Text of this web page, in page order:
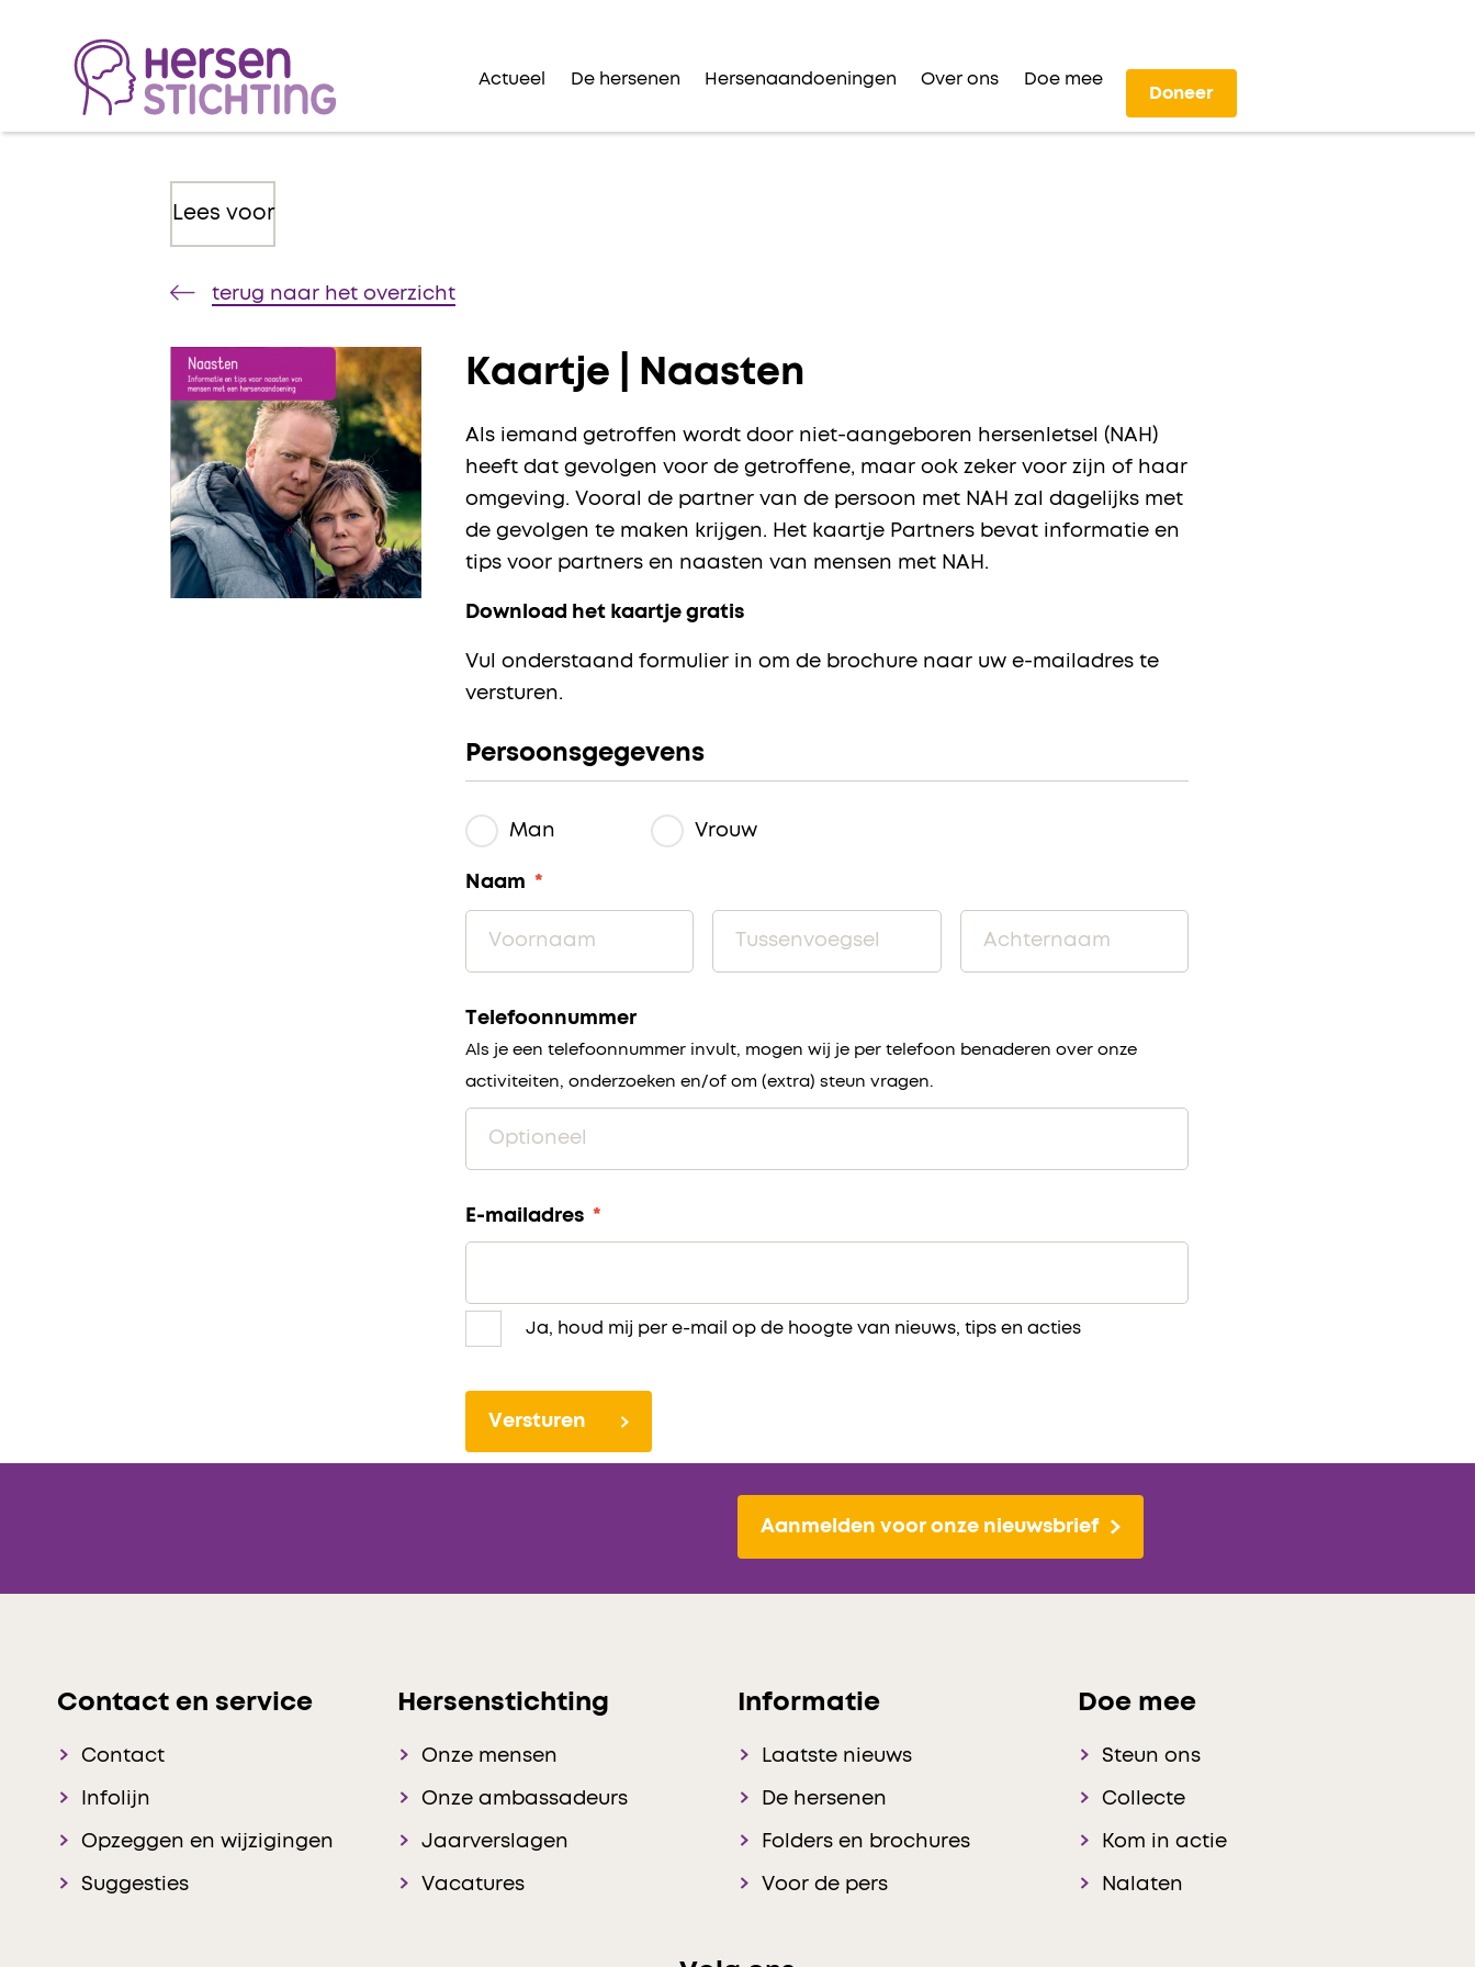
Actueel De hersenen Hersenaandoeningen Over ons
Doe mee
Doneer
Lees voor
terug naar het overzicht
Kaartje | Naasten
Als iemand getroffen wordt door niet-aangeboren hersenletsel (NAH)
heeft dat gevolgen voor de getroffene, maar ook zeker voor zijn of haar
omgeving. Vooral de partner van de persoon met NAH zal dagelijks met
de gevolgen te maken krijgen. Het kaartje Partners bevat informatie en
tips voor partners en naasten van mensen met NAH.
Download het kaartje gratis
Vul onderstaand formulier in om de brochure naar uw e-mailadres te
versturen.
Persoonsgegevens
Man Vrouw
Naam *
Telefoonnummer
Als je een telefoonnummer invult, mogen wij je per telefoon benaderen over onze
activiteiten, onderzoeken en/of om (extra) steun vragen.
E-mailadres *
Global
in
(nieuwsbrief
Ja, houd mij per e-mail op de hoogte van nieuws, tips en acties
Aanmelden voor onze nieuwsbrief
Contact en service
Contact
Infolijn
Opzeggen en wijzigingen
Suggesties
Hersenstichting
Onze mensen
Onze ambassadeurs
Jaarverslagen
Vacatures
Informatie
Laatste nieuws
De hersenen
Folders en brochures
Voor de pers
Doe mee
Steun ons
Collecte
Kom in actie
Nalaten